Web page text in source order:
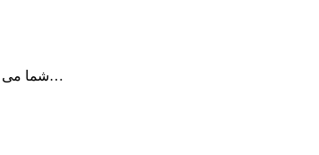
با MacGourmet Deluxe شما می توانید به راحتی به ساخت و اشتراک دستور های…